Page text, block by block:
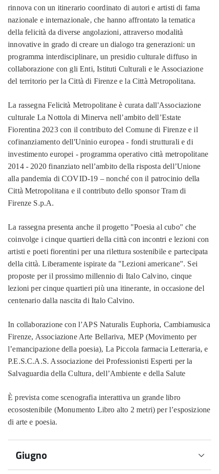
rinnova con un itinerario coordinato di autori e artisti di fama
nazionale e internazionale, che hanno affrontato la tematica
della felicità da diverse angolazioni, attraverso modalità
innovative in grado di creare un dialogo tra generazioni: un
programma interdisciplinare, un presidio culturale diffuso in
collaborazione con gli Enti, Istituti Culturali e le Associazione
del territorio per la Città di Firenze e la Città Metropolitana.
La rassegna Felicità Metropolitane è curata dall'Associazione
culturale La Nottola di Minerva nell’ambito dell’Estate
Fiorentina 2023 con il contributo del Comune di Firenze e il
cofinanziamento dell'Uninio europea - fondi strutturali e di
investimento europei - programma operativo città metropolitane
2014 - 2020 finanziato nell’ambito della risposta dell’Unione
alla pandemia di COVID-19 – nonché con il patrocinio della
Città Metropolitana e il contributo dello sponsor Tram di
Firenze S.p.A.
La rassegna presenta anche il progetto "Poesia al cubo" che
coinvolge i cinque quartieri della città con incontri e lezioni con
artisti e poeti fiorentini per una rilettura sostenibile e partecipata
della città. Liberamente ispirate da "Lezioni americane". Sei
proposte per il prossimo millennio di Italo Calvino, cinque
lezioni per cinque quartieri più una itinerante, in occasione del
centenario dalla nascita di Italo Calvino.
In collaborazione con l’APS Naturalis Euphoria, Cambiamusica
Firenze, Associazione Arte Bellariva, MEP (Movimento per
l’emancipazione della poesia), La Piccola farmacia Letteraria, e
P.E.S.C.A.S. Associazione dei Professionisti Esperti per la
Salvaguardia della Cultura, dell’Ambiente e della Salute
È prevista come scenografia interattiva un grande libro
ecosostenibile (Monumento Libro alto 2 metri) per l’esposizione
di arte e poesia.
Giugno